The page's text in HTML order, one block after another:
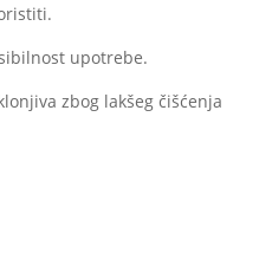
upotrebe.
zbog lakšeg čišćenja